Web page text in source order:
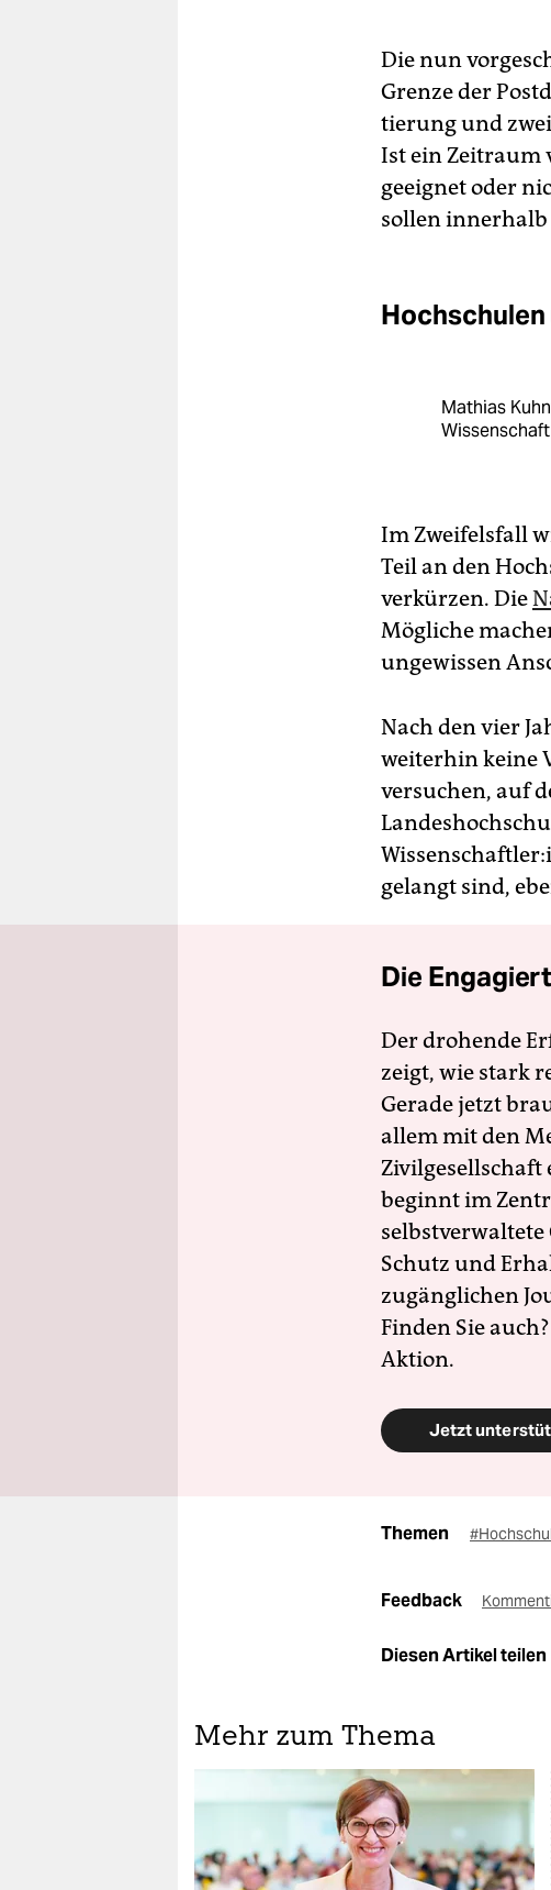
Die nun
Grenze der
tierung und
Ist ein Zeitraum
geeignet oder
sollen innerhalb
Mathias
Im Zweifelsfall
Teil an den
verkürzen. Die
Mögliche
ungewissen
Nach den vier
weiterhin keine
versuchen, auf
gelangt sind,
Die
Der drohende
zeigt, wie stark
Gerade jetzt
allem mit den
Zivilgesellschaft
beginnt im
Schutz und
zugänglichen
Finden Sie
Aktion.
Jetzt
Themen
Feedback
Diesen Artikel teilen
Mehr zum Thema